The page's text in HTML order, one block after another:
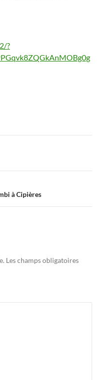
?
à Cipières
Les champs obligatoires